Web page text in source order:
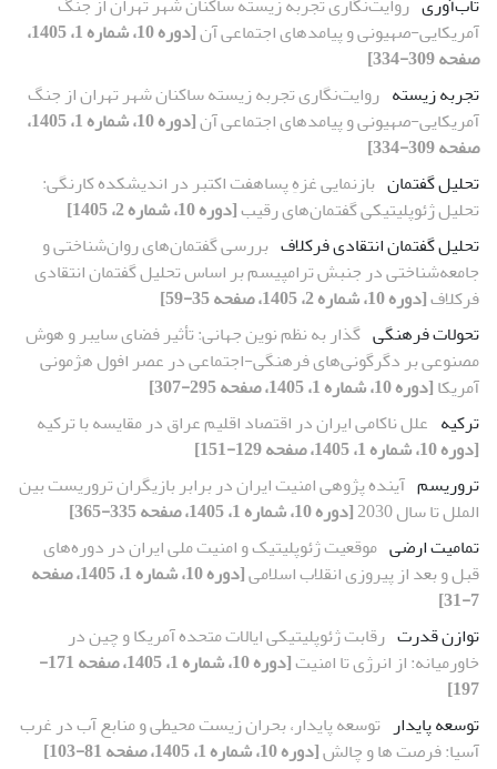
آمریکایی-صهیونی و پیامدهای اجتماعی آن
[دوره 10، شماره 1، 1405،
صفحه 309-334]
تجربه زیسته روایت‌نگاری تجربه زیسته ساکنان شهر تهران از جنگ
آمریکایی-صهیونی و پیامدهای اجتماعی آن
[دوره 10، شماره 1، 1405،
صفحه 309-334]
تحلیل گفتمان بازنمایی غزهِ پساهفت اکتبر در اندیشکده کارنگی:
تحلیل ژئوپلیتیکی گفتمان‌های رقیب[دوره 10، شماره 2، 1405]
تحلیل گفتمان انتقادی فرکلاف بررسی گفتمان‌های روان‌شناختی و
جامعه‌شناختی در جنبش ترامپیسم بر اساس تحلیل گفتمان انتقادی
فرکلاف[دوره 10، شماره 2، 1405، صفحه 35-59]
تحولات فرهنگی گذار به نظم نوین جهانی: تأثیر فضای سایبر و هوش
مصنوعی بر دگرگونی‌های فرهنگی-اجتماعی در عصر افول هژمونی
آمریکا[دوره 10، شماره 1، 1405، صفحه 295-307]
ترکیه علل ناکامی ایران در اقتصاد اقلیم عراق در مقایسه با ترکیه
[دوره 10، شماره 1، 1405، صفحه 129-151]
تروریسم آینده پژوهی امنیت ایران در برابر بازیگران تروریست بین
الملل تا سال 2030
[دوره 10، شماره 1، 1405، صفحه 335-365]
تمامیت ارضی موقعیت ژئوپلیتیک و امنیت ملی ایران در دوره‌های
قبل و بعد از پیروزی انقلاب اسلامی
[دوره 10، شماره 1، 1405، صفحه
7-31]
توازن قدرت رقابت ژئوپلیتیکی ایالات متحده آمریکا و چین در
خاورمیانه: از انرژی تا امنیت
[دوره 10، شماره 1، 1405، صفحه 171-
197]
توسعه پایدار توسعه پایدار، بحران زیست محیطی و منابع آب در غرب
آسیا: فرصت ها و چالش[دوره 10، شماره 1، 1405، صفحه 81-103]